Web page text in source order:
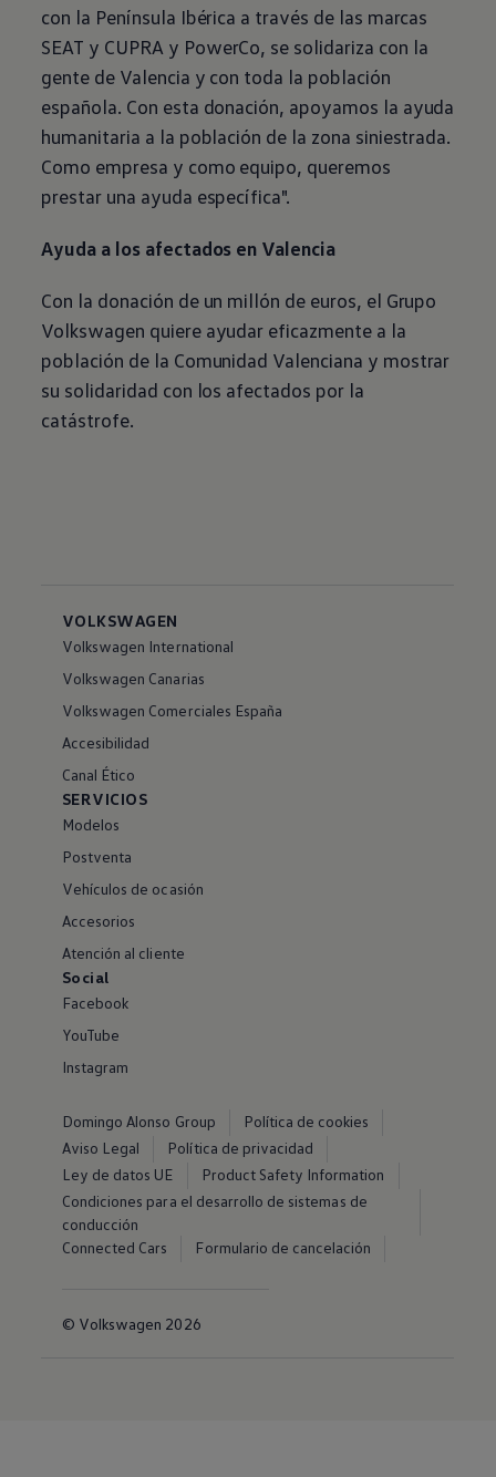
con la Península Ibérica a través de las marcas
SEAT y CUPRA y PowerCo, se solidariza con la
gente de Valencia y con toda la población
española. Con esta donación, apoyamos la ayuda
humanitaria a la población de la zona siniestrada.
Como empresa y como equipo, queremos
prestar una ayuda específica".
Ayuda a los afectados en Valencia
Con la donación de un millón de euros, el Grupo
Volkswagen quiere ayudar eficazmente a la
población de la Comunidad Valenciana y mostrar
su solidaridad con los afectados por la
catástrofe.
VOLKSWAGEN
Volkswagen International
Volkswagen Canarias
Volkswagen Comerciales España
Accesibilidad
Canal Ético
SERVICIOS
Modelos
Postventa
Vehículos de ocasión
Accesorios
Atención al cliente
Social
Facebook
YouTube
Instagram
Domingo Alonso Group
Política de cookies
Aviso Legal
Política de privacidad
Ley de datos UE
Product Safety Information
Condiciones para el desarrollo de sistemas de
conducción
Connected Cars
Formulario de cancelación
© Volkswagen 2026